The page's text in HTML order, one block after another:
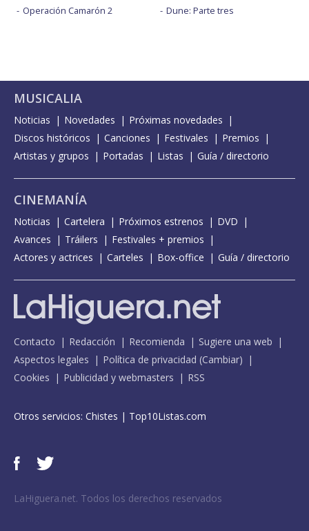
Operación Camarón 2
Dune: Parte tres
MUSICALIA
Noticias Novedades
Próximas novedades
Discos históricos
Canciones Festivales
Premios
Artistas y grupos
Portadas Listas Guía / directorio
CINEMANÍA
Noticias Cartelera Próximos estrenos
DVD
Avances
Tráilers
Festivales + premios
Actores y actrices
Carteles Box-office Guía / directorio
Contacto Redacción Recomienda
Sugiere una web
Aspectos legales
Política de privacidad (Cambiar)
Cookies
Publicidad y webmasters RSS
Otros servicios: Chistes | Top10Listas.com
LaHiguera.net. Todos los derechos reservados